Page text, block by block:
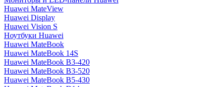
Huawei MateView
Huawei Display
Huawei Vision S
Ноутбуки Huawei
Huawei MateBook
Huawei MateBook 14S
Huawei MateBook B3-420
Huawei MateBook B3-520
Huawei MateBook B5-430